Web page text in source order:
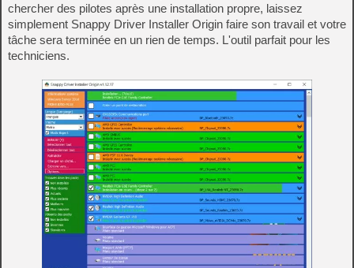
chercher des pilotes après une installation propre, laissez
simplement Snappy Driver Installer Origin faire son travail et votre
tâche sera terminée en un rien de temps. L'outil parfait pour les
techniciens.